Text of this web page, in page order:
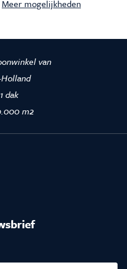
Meer mogelijkheden
van
dak
m2